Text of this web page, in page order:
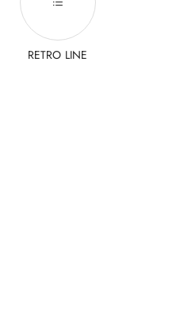
RETRO LINE